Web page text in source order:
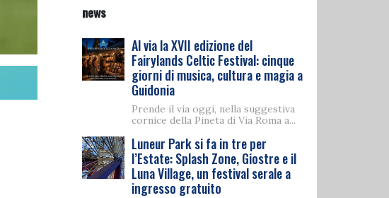
news
Al via la XVII edizione del
Fairylands Celtic Festival: cinque
giorni di musica, cultura e magia a
Guidonia
Prende il via oggi, nella suggestiva
cornice della Pineta di Via Roma a...
Luneur Park si fa in tre per
l’Estate: Splash Zone, Giostre e il
Luna Village, un festival serale a
ingresso gratuito